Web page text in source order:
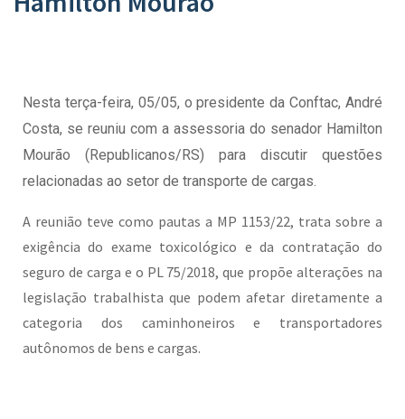
Nesta terça-feira, 05/05, o presidente da Conftac, André
Costa, se reuniu com a assessoria do senador Hamilton
Mourão (Republicanos/RS) para discutir questões
relacionadas ao setor de transporte de cargas.
A reunião teve como pautas a MP 1153/22, trata sobre a
exigência do exame toxicológico e da contratação do
seguro de carga e o PL 75/2018, que propõe alterações na
legislação trabalhista que podem afetar diretamente a
categoria dos caminhoneiros e transportadores
autônomos de bens e cargas.